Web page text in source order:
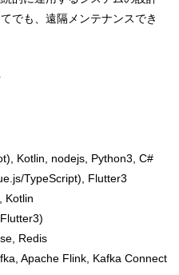
でも、遠隔メンテナンスでき
Kotlin, nodejs, Python3, C#
TypeScript), Flutter3
Kotlin
Redis
Apache Flink, Kafka Connect